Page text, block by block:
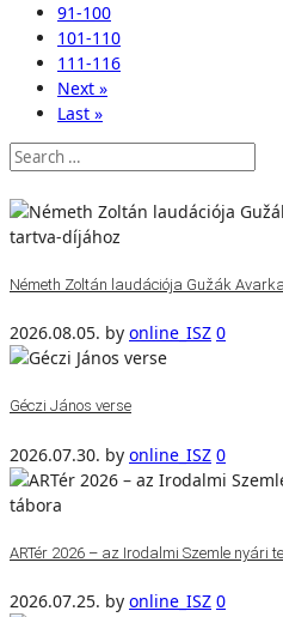
91-100
101-110
111-116
Next »
Last »
Németh Zoltán laudációja Gužák
2026.08.05. by online_ISZ 0
Géczi János verse
2026.07.30. by online_ISZ 0
ARTér 2026 – az Irodalmi Szemle nyári
2026.07.25. by online_ISZ 0